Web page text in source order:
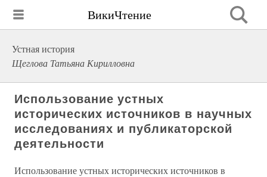
ВикиЧтение
Устная история
Щеглова Татьяна Кирилловна
Использование устных
исторических источников в научных
исследованиях и публикаторской
деятельности
Использование устных исторических источников в